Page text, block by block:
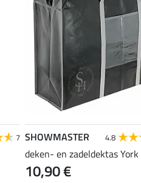
7 SHOWMASTER 4.8
deken- en zadeldektas York
10,90 €